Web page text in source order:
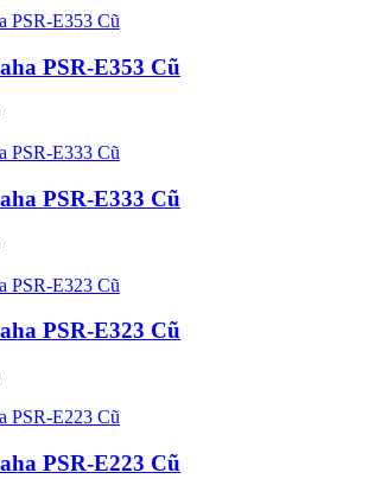
PSR-E353 Cũ
PSR-E333 Cũ
PSR-E323 Cũ
PSR-E223 Cũ